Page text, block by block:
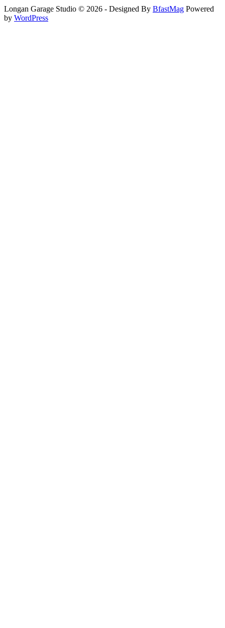
Longan Garage Studio © 2026 - Designed By BfastMag Powered
by WordPress